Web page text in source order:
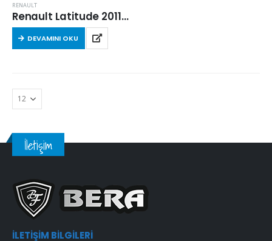
RENAULT
Renault Latitude 2011 Sonrası Karbonlu Kabin Filtresi
DEVAMINI OKU
İletişim
İLETIŞIM BILGILERI